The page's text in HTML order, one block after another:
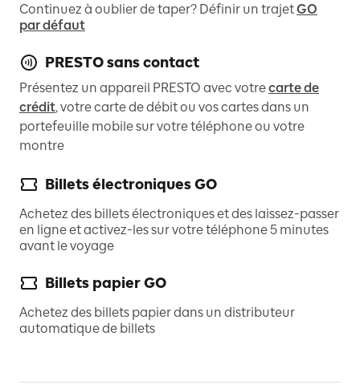
Continuez à oublier de taper? Définir un trajetGO
par défaut
PRESTO sans contact
Présentez un appareil PRESTO avec votrecarte de
crédit, votre carte de débit ou vos cartes dans un
portefeuille mobile sur votre téléphone ou votre
montre
Billets électroniques GO
Achetez des billets électroniques et des laissez-passer
en ligne et activez-les sur votre téléphone 5 minutes
avant le voyage
Billets papier GO
Achetez des billets papier dans un distributeur
automatique de billets